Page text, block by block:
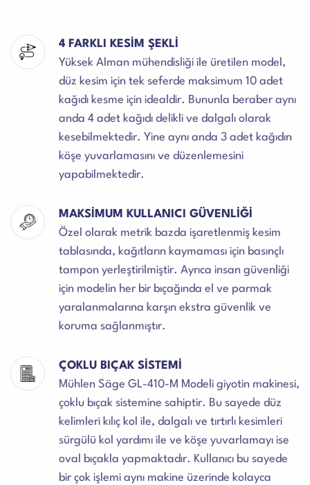
4 FARKLI KESİM ŞEKLİ
Yüksek Alman mühendisliği ile üretilen model,
düz kesim için tek seferde maksimum 10 adet
kağıdı kesme için idealdir. Bununla beraber aynı
anda 4 adet kağıdı delikli ve dalgalı olarak
kesebilmektedir. Yine aynı anda 3 adet kağıdın
köşe yuvarlamasını ve düzenlemesini
yapabilmektedir.
MAKSİMUM KULLANICI GÜVENLİĞİ
Özel olarak metrik bazda işaretlenmiş kesim
tablasında, kağıtların kaymaması için basınçlı
tampon yerleştirilmiştir. Ayrıca insan güvenliği
için modelin her bir bıçağında el ve parmak
yaralanmalarına karşın ekstra güvenlik ve
koruma sağlanmıştır.
ÇOKLU BIÇAK SİSTEMİ
Mühlen Säge GL-410-M Modeli giyotin makinesi,
çoklu bıçak sistemine sahiptir. Bu sayede düz
kelimleri kılıç kol ile, dalgalı ve tırtırlı kesimleri
sürgülü kol yardımı ile ve köşe yuvarlamayı ise
oval bıçakla yapmaktadır. Kullanıcı bu sayede
bir çok işlemi aynı makine üzerinde kolayca